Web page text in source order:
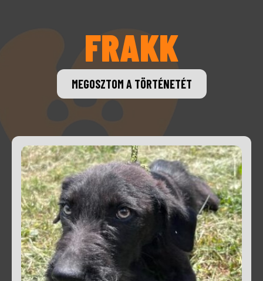
MEGOSZTOM A TÖRTÉNETÉT
FRAKK